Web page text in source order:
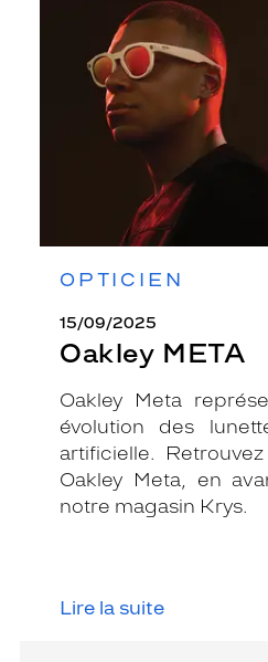
OPTICIEN
15/09/2025
Oakley META
Oakley Meta
évolution des
artificielle.
Oakley Meta, en
notre magasin Krys.
Lire la suite